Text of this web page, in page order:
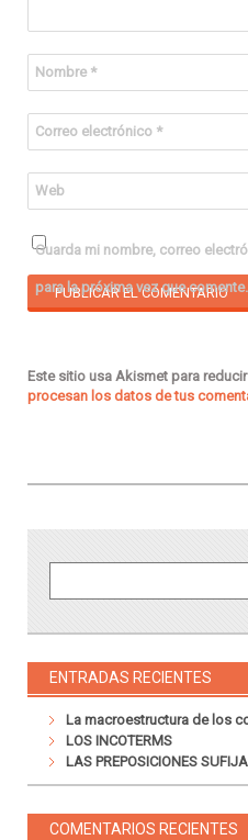
Nombre *
Correo electrónico *
Web
Guarda mi nombre, correo
para la próxima vez que comente.
Este sitio usa Akismet para
procesan los datos de tus
ENTRADAS RECIENTES
La macroestructura de los
LOS INCOTERMS
LAS PREPOSICIONES
COMENTARIOS RECIENTES